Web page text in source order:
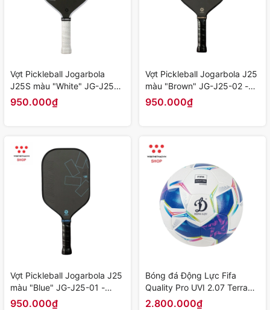
Vợt Pickleball Jogarbola
J25S màu "White" JG-J25S-
01 - Hàng Chính Hãng
950.000₫
Vợt Pickleball Jogarbola J25
màu "Brown" JG-J25-02 -
Hàng Chính Hãng
950.000₫
Vợt Pickleball Jogarbola J25
màu "Blue" JG-J25-01 -
Hàng Chính Hãng
950.000₫
Bóng đá Động Lực Fifa
Quality Pro UVI 2.07 Terra
Vleague 24/25 - Hàng Chính
2.800.000₫